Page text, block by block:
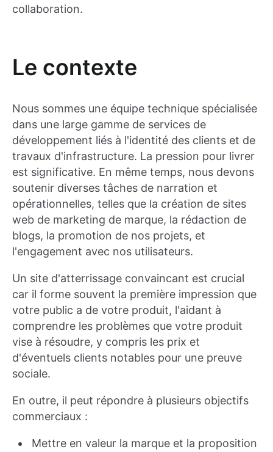
collaboration.
Le contexte
Nous sommes une équipe technique spécialisée
dans une large gamme de services de
développement liés à l'identité des clients et de
travaux d'infrastructure. La pression pour livrer
est significative. En même temps, nous devons
soutenir diverses tâches de narration et
opérationnelles, telles que la création de sites
web de marketing de marque, la rédaction de
blogs, la promotion de nos projets, et
l'engagement avec nos utilisateurs.
Un site d'atterrissage convaincant est crucial
car il forme souvent la première impression que
votre public a de votre produit, l'aidant à
comprendre les problèmes que votre produit
vise à résoudre, y compris les prix et
d'éventuels clients notables pour une preuve
sociale.
En outre, il peut répondre à plusieurs objectifs
commerciaux :
Mettre en valeur la marque et la proposition